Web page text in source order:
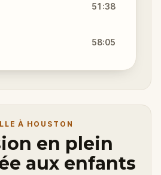
51:38
58:05
À HOUSTON
en plein
aux enfants